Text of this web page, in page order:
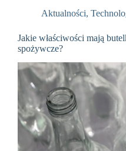
Aktualności,
Jakie właściwości mają
spożywcze?